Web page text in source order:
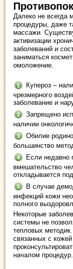
Далеко не всегда
процедуры, даже
массажи.
активизации
заболеваний и
заниматься
омоложение.
Купероз –
чрезмерного
заболевание и
Запрещено
наличии
Обилие
большинство
Если недавно
вмешательство
откладывается
В случае
инфекций кожи
полного
Некоторые
системы не
тепловых
связанных с
началом процедур.